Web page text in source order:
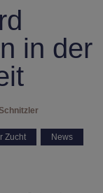
in der
Zucht News